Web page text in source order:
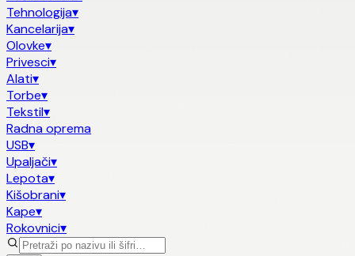
Tehnologija▾
Kancelarija▾
Olovke▾
Privesci▾
Alati▾
Torbe▾
Tekstil▾
Radna oprema
USB▾
Upaljači▾
Lepota▾
Kišobrani▾
Kape▾
Rokovnici▾